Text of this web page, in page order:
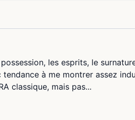
les esprits, le
à me montrer assez
classique, mais pas...